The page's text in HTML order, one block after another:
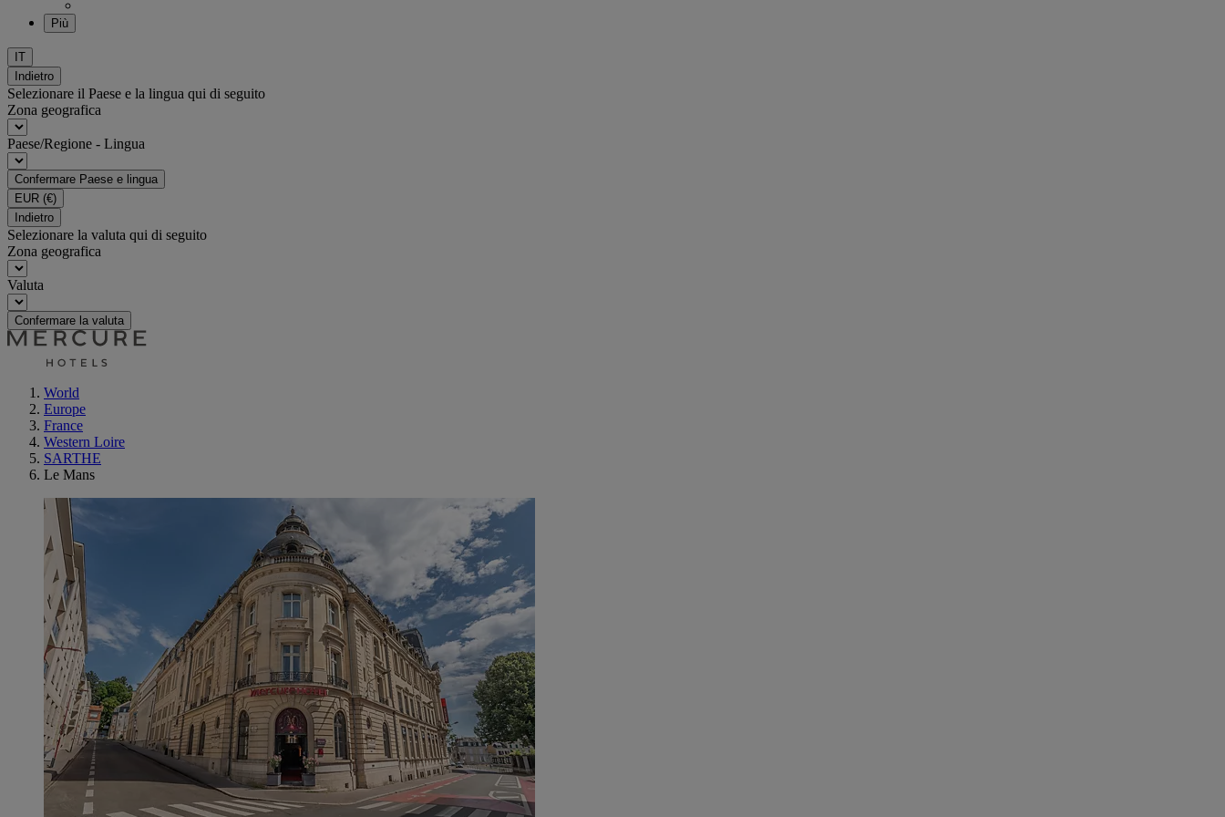
Più
IT
Indietro
Selezionare il Paese e la lingua qui di seguito
Zona geografica
Paese/Regione - Lingua
Confermare Paese e lingua
EUR (€)
Indietro
Selezionare la valuta qui di seguito
Zona geografica
Valuta
Confermare la valuta
World
Europe
France
Western Loire
SARTHE
Le Mans